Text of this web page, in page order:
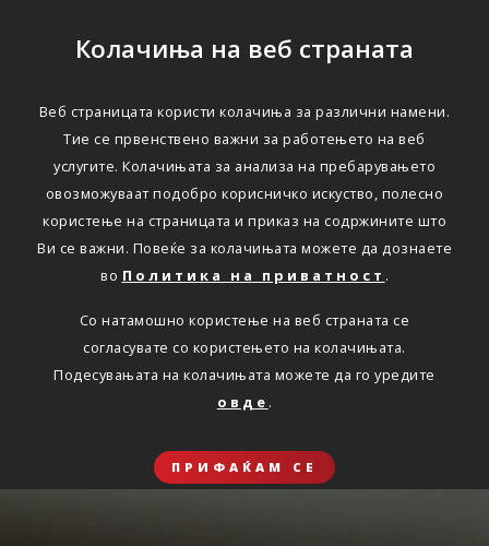
Колачиња на веб страната
Веб страницата користи колачиња за различни намени.
Тие се првенствено важни за работењето на веб
услугите. Колачињата за анализа на пребарувањето
овозможуваат подобро корисничко искуство, полесно
користење на страницата и приказ на содржините што
Ви се важни. Повеќе за колачињата можете да дознаете
во Политика на приватност .
Со натамошно користење на веб страната се
согласувате со користењето на колачињата.
Подесувањата на колачињата можете да го уредите
овде .
ПРИФАЌАМ СЕ